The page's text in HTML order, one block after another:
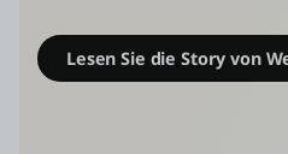
Lesen Sie die Story von